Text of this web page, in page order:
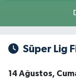
Süper Lig
14 Ağustos,